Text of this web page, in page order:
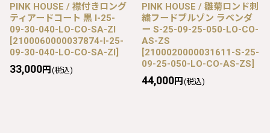
PINK HOUSE / 襟付きロング
ティアードコート 黒 I-25-
09-30-040-LO-CO-SA-ZI
[2100060000037874-I-25-
09-30-040-LO-CO-SA-ZI]
33,000円 (税込)
PINK HOUSE / 雛菊ロンド刺
繍フードブルゾン ラベンダ
ー S-25-09-25-050-LO-CO-
AS-ZS
[2100020000031611-S-25-
09-25-050-LO-CO-AS-ZS]
44,000円 (税込)